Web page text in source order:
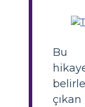
Bu
çıkan